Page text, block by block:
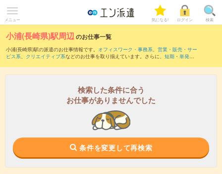
メニュー 気になる! ログイン 検索
小浦(長崎県)駅周辺のお仕事一覧
小浦(長崎県)駅の派遣のお仕事情報です。 オフィスワーク・事務系、 営業・販売・サー
ビス系、 クリエイティブ系などのお仕事を取り揃えています。さらに、 短期 ・ 単発な
また、佐世保駅・いのつき駅・江迎鹿町駅・上相浦駅・佐世保中央駅など近隣駅のお
検索した条件に合う
お仕事がありませんでした
条件を変更して再検索